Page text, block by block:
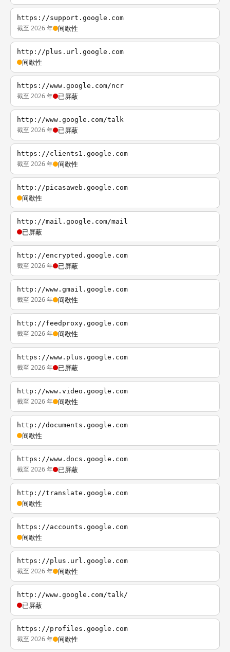
https://support.google.com
截至 2026 年 间歇性
http://plus.url.google.com
间歇性
https://www.google.com/ncr
截至 2026 年 已屏蔽
http://www.google.com/talk
截至 2026 年 已屏蔽
https://clients1.google.com
截至 2026 年 间歇性
http://picasaweb.google.com
间歇性
http://mail.google.com/mail
已屏蔽
http://encrypted.google.com
截至 2026 年 已屏蔽
http://www.gmail.google.com
截至 2026 年 间歇性
http://feedproxy.google.com
截至 2026 年 间歇性
https://www.plus.google.com
截至 2026 年 已屏蔽
http://www.video.google.com
截至 2026 年 间歇性
http://documents.google.com
间歇性
https://www.docs.google.com
截至 2026 年 已屏蔽
http://translate.google.com
间歇性
https://accounts.google.com
间歇性
https://plus.url.google.com
截至 2026 年 间歇性
http://www.google.com/talk/
已屏蔽
https://profiles.google.com
截至 2026 年 间歇性